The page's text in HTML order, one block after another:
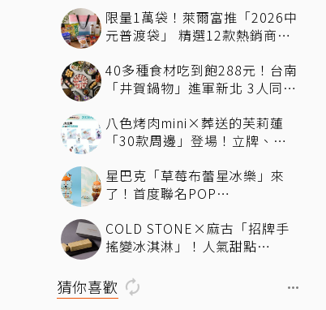
限量1萬袋！萊爾富推「2026中
元普渡袋」 精選12款熱銷商品
40多種食材吃到飽288元！台南
「井賀鍋物」進軍新北 3人同行
八色烤肉mini×葬送的芙莉蓮
「30款周邊」登場！立牌、鑰
星巴克「草莓布蕾星冰樂」來
了！首度聯名POP
「MOLLYｘBearista小熊杯」
必收藏
COLD STONE×麻古「招牌手
搖變冰淇淋」！人氣甜點
猜你喜歡